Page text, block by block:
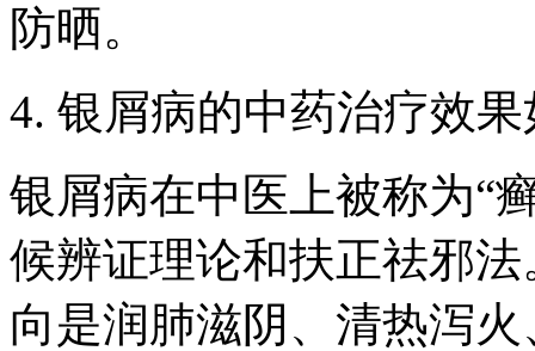
防晒。
4. 银屑病的中药治疗效
银屑病在中医上被称为“
候辨证理论和扶正祛邪
向是润肺滋阴、清热泻